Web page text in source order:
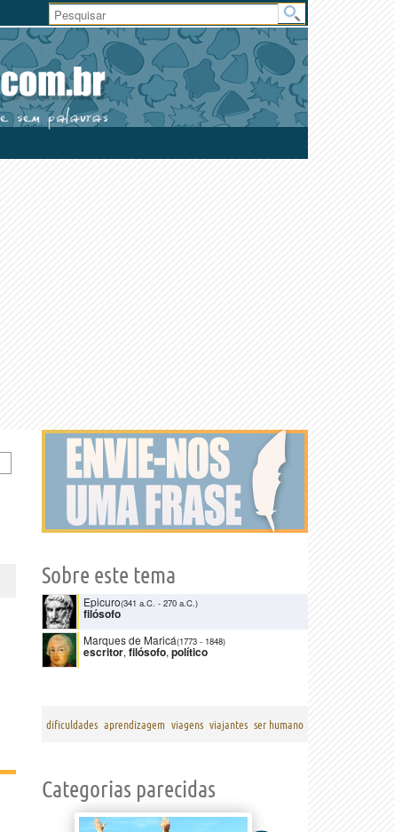
Área
do
Usuário
Sobre este tema
Epicuro(341 a.C. - 270 a.C.)
filósofo
Marques de Maricá(1773 - 1848)
escritor, filósofo, político
dificuldades aprendizagem viagens viajantes ser humano
Categorias parecidas